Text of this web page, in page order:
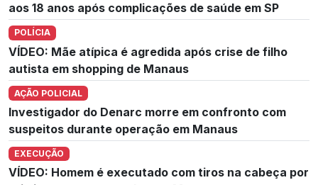
aos 18 anos após complicações de saúde em SP
POLÍCIA
VÍDEO: Mãe atípica é agredida após crise de filho
autista em shopping de Manaus
AÇÃO POLICIAL
Investigador do Denarc morre em confronto com
suspeitos durante operação em Manaus
EXECUÇÃO
VÍDEO: Homem é executado com tiros na cabeça por